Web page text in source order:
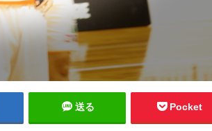
送る Pocket